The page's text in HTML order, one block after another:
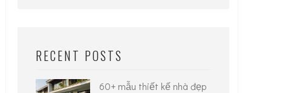
RECENT POSTS
60+ mẫu thiết kế nhà đẹp